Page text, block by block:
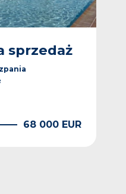
sprzedaż
68 000 EUR